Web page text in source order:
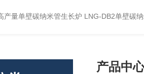
产量单壁碳纳米管生长炉 LNG-DB2单壁碳
产品中